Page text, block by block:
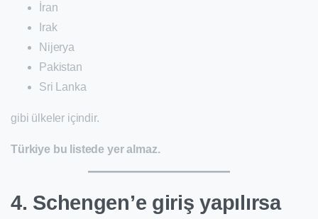
İran
Irak
Nijerya
Pakistan
Sri Lanka
gibi ülkeler içindir.
Türkiye bu listede yer almaz.
4. Schengen’e giriş yapılırsa